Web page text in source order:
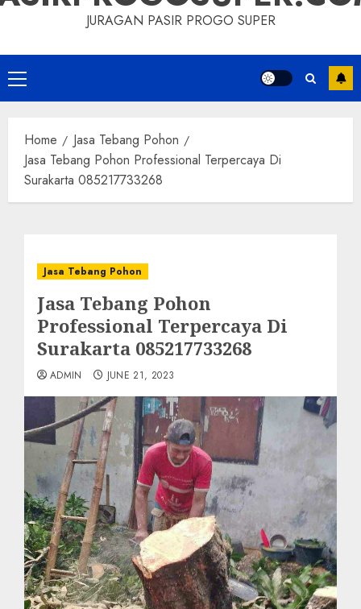
JURAGAN PASIR PROGO SUPER
Primary
Menu
Home
Jasa Tebang Pohon
Jasa Tebang Pohon Professional Terpercaya Di
Surakarta 085217733268
Jasa Tebang Pohon
Jasa Tebang Pohon
Professional Terpercaya Di
Surakarta 085217733268
ADMIN JUNE 21, 2023